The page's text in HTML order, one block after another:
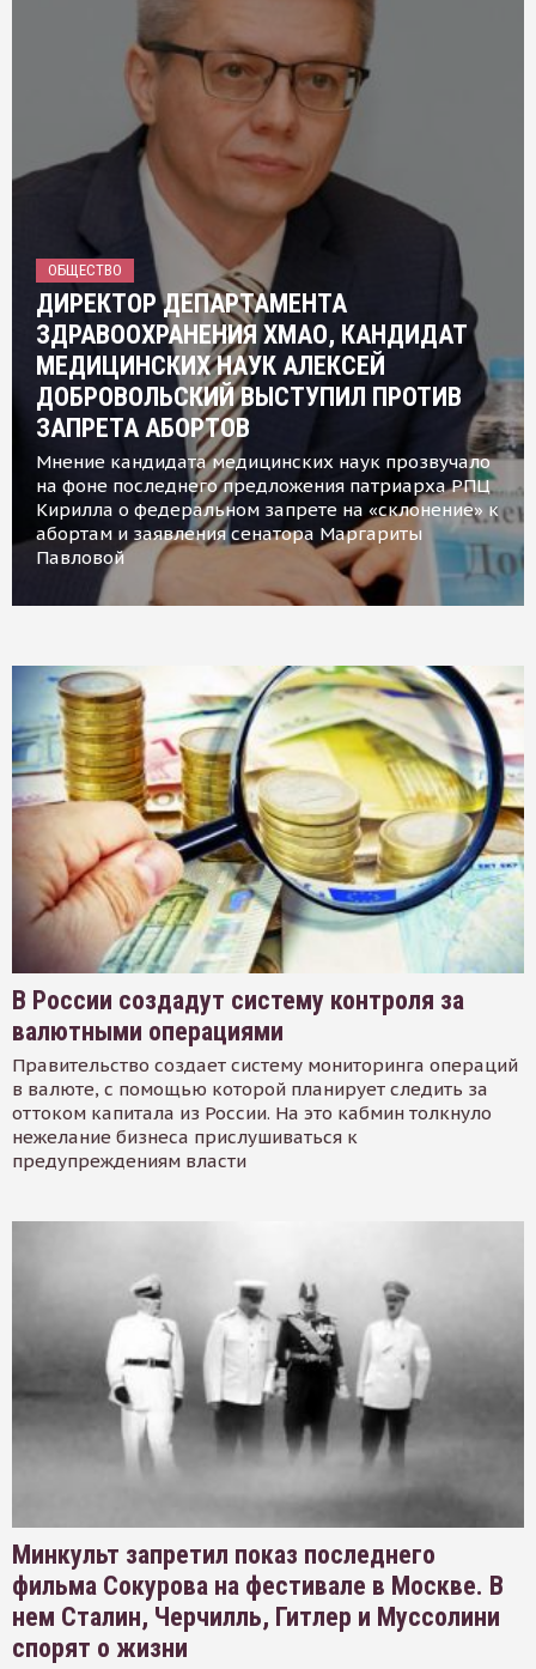
ОБЩЕСТВО
ДИРЕКТОР ДЕПАРТАМЕНТА
ЗДРАВООХРАНЕНИЯ ХМАО, КАНДИДАТ
МЕДИЦИНСКИХ НАУК АЛЕКСЕЙ
ДОБРОВОЛЬСКИЙ ВЫСТУПИЛ ПРОТИВ
ЗАПРЕТА АБОРТОВ
Мнение кандидата медицинских наук прозвучало
на фоне последнего предложения патриарха РПЦ
Кирилла о федеральном запрете на «склонение» к
абортам и заявления сенатора Маргариты
Павловой
В России создадут систему контроля за
валютными операциями
Правительство создает систему мониторинга операций
в валюте, с помощью которой планирует следить за
оттоком капитала из России. На это кабмин толкнуло
нежелание бизнеса прислушиваться к
предупреждениям власти
Минкульт запретил показ последнего
фильма Сокурова на фестивале в Москве. В
нем Сталин, Черчилль, Гитлер и Муссолини
спорят о жизни